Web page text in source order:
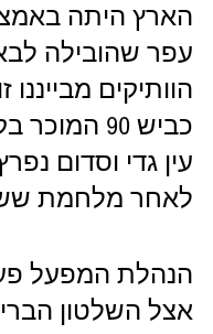
הארץ היתה
עפר שהובילה
הוותיקים מבייננו
כביש 90
עין גדי וסדום
לאחר מלחמת
הנהלת המפעל
אצל השלטון